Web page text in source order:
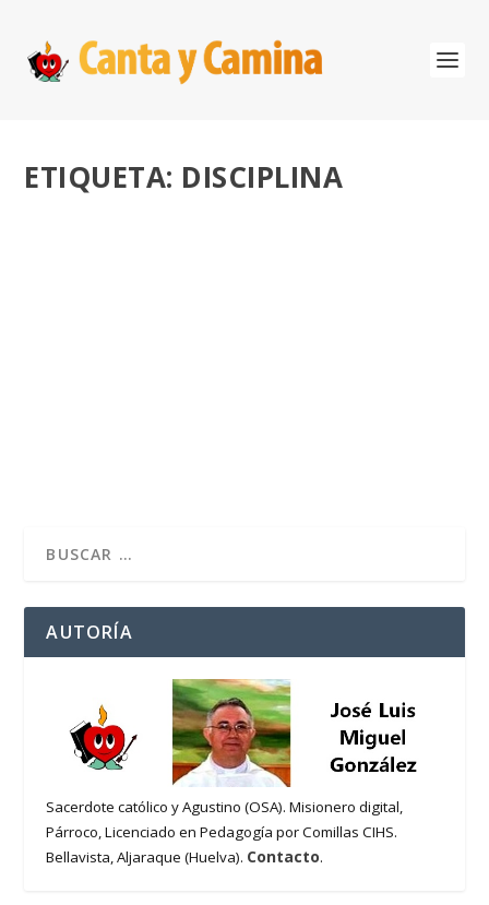
ETIQUETA: DISCIPLINA
AUTORÍA
Sacerdote católico y Agustino (OSA). Misionero digital,
Párroco, Licenciado en Pedagogía por Comillas CIHS.
Bellavista, Aljaraque (Huelva). Contacto.